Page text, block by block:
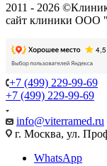
2011 - 2026
сайт клиники ООО
+7 (499) 229-99-69
+7 (499) 229-99-69
info@viterramed.ru
г. Москва, ул.
WhatsApp